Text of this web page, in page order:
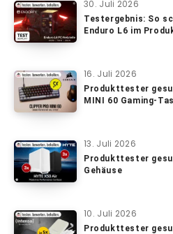
30. Juli 2026
Testergebnis: So
Enduro L6 im
16. Juli 2026
Produkttester
MINI 60 Gaming-
13. Juli 2026
Produkttester
Gehäuse
10. Juli 2026
Produkttester